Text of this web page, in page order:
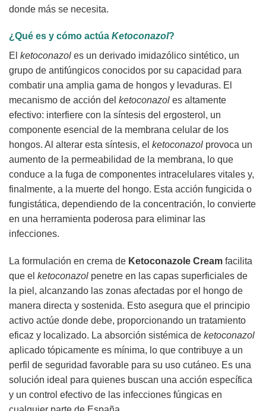
donde más se necesita.
¿Qué es y cómo actúa Ketoconazol?
El ketoconazol es un derivado imidazólico sintético, un
grupo de antifúngicos conocidos por su capacidad para
combatir una amplia gama de hongos y levaduras. El
mecanismo de acción del ketoconazol es altamente
efectivo: interfiere con la síntesis del ergosterol, un
componente esencial de la membrana celular de los
hongos. Al alterar esta síntesis, el ketoconazol provoca un
aumento de la permeabilidad de la membrana, lo que
conduce a la fuga de componentes intracelulares vitales y,
finalmente, a la muerte del hongo. Esta acción fungicida o
fungistática, dependiendo de la concentración, lo convierte
en una herramienta poderosa para eliminar las
infecciones.
La formulación en crema de Ketoconazole Cream facilita
que el ketoconazol penetre en las capas superficiales de
la piel, alcanzando las zonas afectadas por el hongo de
manera directa y sostenida. Esto asegura que el principio
activo actúe donde debe, proporcionando un tratamiento
eficaz y localizado. La absorción sistémica de ketoconazol
aplicado tópicamente es mínima, lo que contribuye a un
perfil de seguridad favorable para su uso cutáneo. Es una
solución ideal para quienes buscan una acción específica
y un control efectivo de las infecciones fúngicas en